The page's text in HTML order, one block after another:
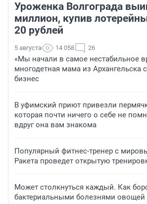
Уроженка Волгограда
миллион, купив
20 рублей
5 августа 14 058 26
«Мы начали в самое нестабильное
многодетная мама из Архангельска
бизнес
В уфимский приют привезли
которая почти ничего о себе не
вдруг она вам знакома
Популярный фитнес-тренер с
Ракета проведет открытую
Может столкнуться каждый. Как
бактериальными болезнями